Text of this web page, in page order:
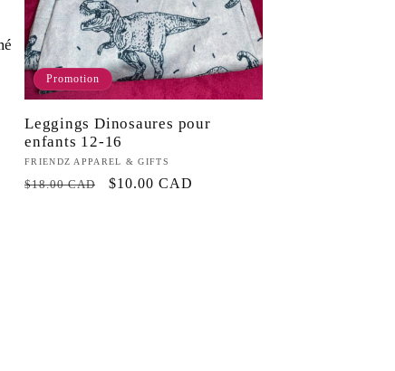
Promotion
Leggings Dinosaures pour
enfants 12-16
Fournisseur :
FRIENDZ APPAREL & GIFTS
Prix
$18.00 CAD
Prix
$10.00 CAD